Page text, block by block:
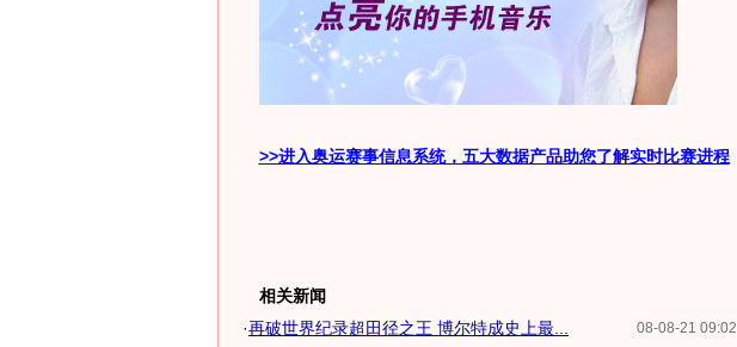
>>进入奥运赛事信息系统，五大数据产品助您了解实时比赛进程
相关新闻
08-08-21 09:02
·再破世界纪录超田径之王 博尔特成史上最...